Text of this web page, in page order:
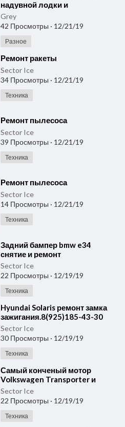
надувной лодки и
облицовочного пластика.
Grey
42 Просмотры · 12/21/19
Разное
⁣Ремонт ракеты
Sector Ice
34 Просмотры · 12/21/19
Техника
⁣Ремонт пылесоса
Sector Ice
39 Просмотры · 12/21/19
Техника
⁣Ремонт пылесоса
Sector Ice
14 Просмотры · 12/21/19
Техника
⁣Задний бампер bmw e34
снятие и ремонт
Sector Ice
22 Просмотры · 12/19/19
Техника
⁣Hyundai Solaris ремонт замка
зажигания.8(925)185-43-30
Sector Ice
30 Просмотры · 12/19/19
Техника
⁣Самый конченый мотор
Volkswagen Transporter и
Touareg 2.5 TDi - Ремонт
двигателя T5
Sector Ice
22 Просмотры · 12/19/19
Техника